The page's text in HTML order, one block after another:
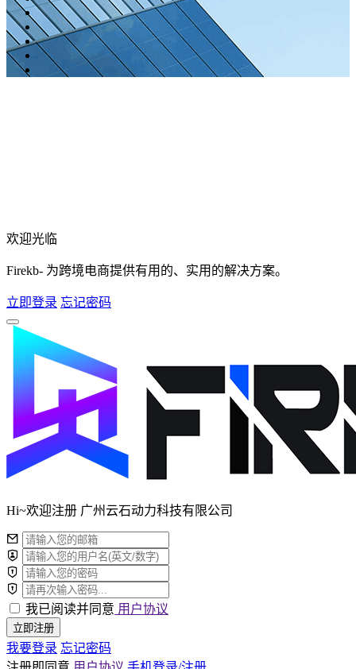
欢迎光临
Firekb- 为跨境电商提供有用的、实用的解决方案。
立即登录 忘记密码
Hi~欢迎注册 广州云石动力科技有限公司
我已阅读并同意 用户协议
立即注册
我要登录 忘记密码